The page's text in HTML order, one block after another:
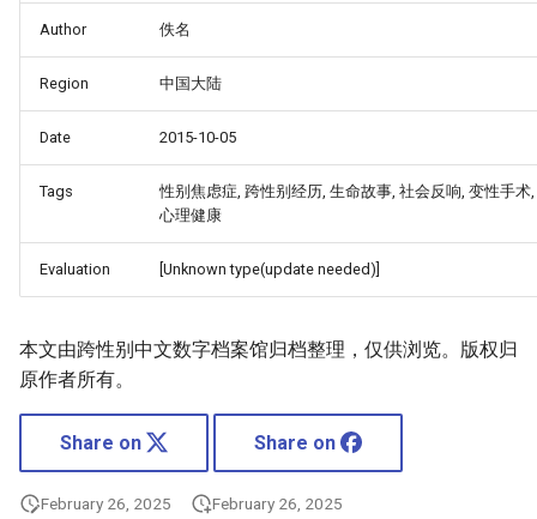
Author 佚名
Region 中国大陆
Date 2015-10-05
Tags
性别焦虑症, 跨性别经历, 生命故事, 社会反响, 变性手术
心理健康
Evaluation [Unknown type(update needed)]
本文由跨性别中文数字档案馆归档整理，仅供浏览。版权归
原作者所有。
Share on Share on
February 26, 2025 February 26, 2025